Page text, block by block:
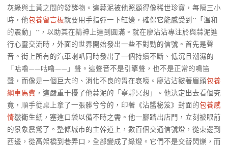
灰綠與土黃之間的發酵物。這蒜泥被他照顧得像稀世珍寶，每隔三小
時，他包養留言板就要用手指彈一下缸邊，確保它能感受到**「溫和
的震動」**，以助其在精神上達到圓滿。就在廖沾沾專注於與蒜泥進
行心靈交流時，外面的世界開始發出一些不對勁的信號。首先是聲
音。街上所有的汽車喇叭同時發出了一個持續不斷、低沉且潮濕的
「咕嚕——咕嚕——」聲。這聲音不是引擎聲，也不是正常的鳴笛
聲，而像是一個巨大的、消化不良的胃在哀嚎。廖沾沾皺著眉頭包養
網車馬費 ，這嚴重干擾了他蒜泥的「寧靜冥想」。他決定出去看個究
竟，順手從桌上拿了一張髒兮兮的，印著《沾醬秘笈》封面的包養感
情皺衛生紙，塞進口袋以備不時之需。他一腳踏出店門，立刻被眼前
的景象震驚了。整條城市的主幹道上，數百個交通信號燈，從東邊到
西邊，從高架橋到巷弄口，全部變成了綠燈。它們不是交替閃爍，而